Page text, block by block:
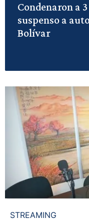
Condenaron a
suspenso a
Bolívar
STREAMING